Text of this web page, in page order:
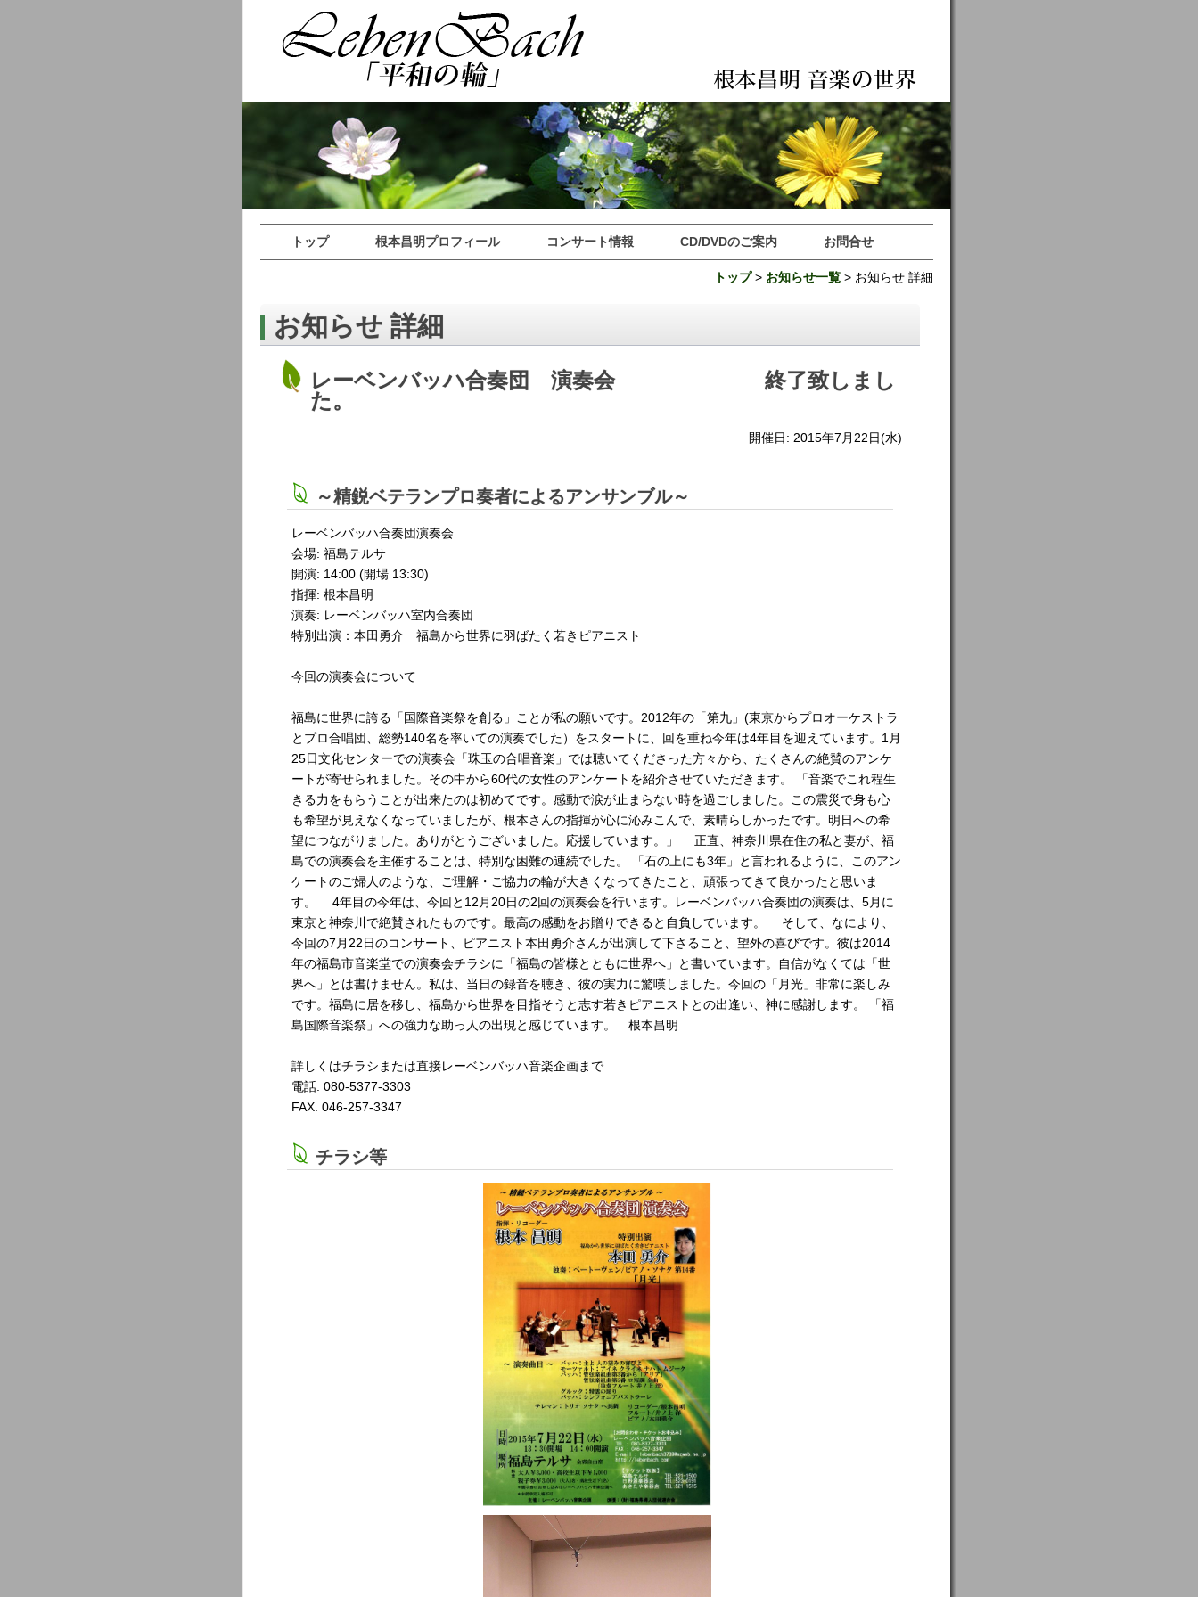
トップ 根本昌明プロフィール コンサート情報 CD/DVDのご案内 お問合せ
トップ> お知らせ一覧 > お知らせ 詳細
お知らせ 詳細
レーベンバッハ合奏団 演奏会 終了致しまし
た。
開催日: 2015年7月22日(水)
～精鋭ベテランプロ奏者によるアンサンブル～
レーベンバッハ合奏団演奏会
会場: 福島テルサ
開演: 14:00 (開場 13:30)
指揮: 根本昌明
演奏: レーベンバッハ室内合奏団
特別出演：本田勇介 福島から世界に羽ばたく若きピアニスト
今回の演奏会について
福島に世界に誇る「国際音楽祭を創る」ことが私の願いです。2012年の「第九」(東京からプロオーケストラ
とプロ合唱団、総勢140名を率いての演奏でした）をスタートに、回を重ね今年は4年目を迎えています。1月
25日文化センターでの演奏会「珠玉の合唱音楽」では聴いてくださった方々から、たくさんの絶賛のアンケ
ートが寄せられました。その中から60代の女性のアンケートを紹介させていただきます。 「音楽でこれ程生
きる力をもらうことが出来たのは初めてです。感動で涙が止まらない時を過ごしました。この震災で身も心
も希望が見えなくなっていましたが、根本さんの指揮が心に沁みこんで、素晴らしかったです。明日への希
望につながりました。ありがとうございました。応援しています。」 正直、神奈川県在住の私と妻が、福
島での演奏会を主催することは、特別な困難の連続でした。 「石の上にも3年」と言われるように、このアン
ケートのご婦人のような、ご理解・ご協力の輪が大きくなってきたこと、頑張ってきて良かったと思いま
す。 4年目の今年は、今回と12月20日の2回の演奏会を行います。レーベンバッハ合奏団の演奏は、5月に
東京と神奈川で絶賛されたものです。最高の感動をお贈りできると自負しています。 そして、なにより、
今回の7月22日のコンサート、ピアニスト本田勇介さんが出演して下さること、望外の喜びです。彼は2014
年の福島市音楽堂での演奏会チラシに「福島の皆様とともに世界へ」と書いています。自信がなくては「世
界へ」とは書けません。私は、当日の録音を聴き、彼の実力に驚嘆しました。今回の「月光」非常に楽しみ
です。福島に居を移し、福島から世界を目指そうと志す若きピアニストとの出逢い、神に感謝します。 「福
島国際音楽祭」への強力な助っ人の出現と感じています。 根本昌明
詳しくはチラシまたは直接レーベンバッハ音楽企画まで
電話. 080-5377-3303
FAX. 046-257-3347
チラシ等